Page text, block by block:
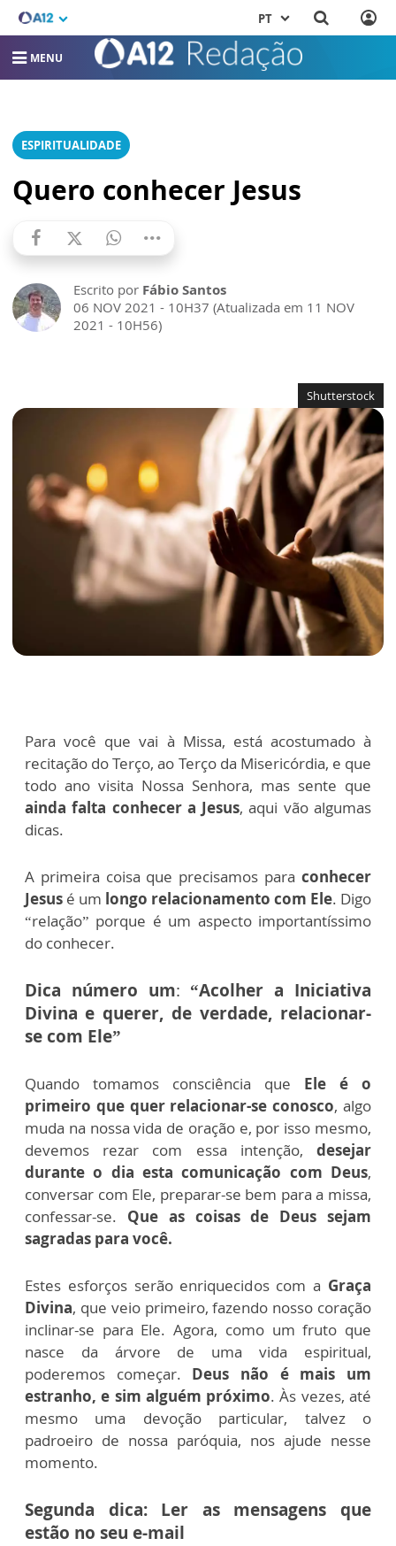
PT
MENU
ESPIRITUALIDADE
Quero conhecer Jesus
Escrito por Fábio Santos
06 NOV 2021 - 10H37 (Atualizada em 11 NOV
2021 - 10H56)
Shutterstock
Para você que vai à Missa, está acostumado à
recitação do Terço, ao Terço da Misericórdia, e que
todo ano visita Nossa Senhora, mas sente que
ainda falta conhecer a Jesus, aqui vão algumas
dicas.
A primeira coisa que precisamos para conhecer
Jesus é um longo relacionamento com Ele. Digo
“relação” porque é um aspecto importantíssimo
do conhecer.
Dica número um: “Acolher a Iniciativa
Divina e querer, de verdade, relacionar-
se com Ele”
Quando tomamos consciência que Ele é o
primeiro que quer relacionar-se conosco, algo
muda na nossa vida de oração e, por isso mesmo,
devemos rezar com essa intenção, desejar
durante o dia esta comunicação com Deus,
conversar com Ele, preparar-se bem para a missa,
confessar-se. Que as coisas de Deus sejam
sagradas para você.
Estes esforços serão enriquecidos com a Graça
Divina, que veio primeiro, fazendo nosso coração
inclinar-se para Ele. Agora, como um fruto que
nasce da árvore de uma vida espiritual,
poderemos começar. Deus não é mais um
estranho, e sim alguém próximo. Às vezes, até
mesmo uma devoção particular, talvez o
padroeiro de nossa paróquia, nos ajude nesse
momento.
Segunda dica: Ler as mensagens que
estão no seu e-mail